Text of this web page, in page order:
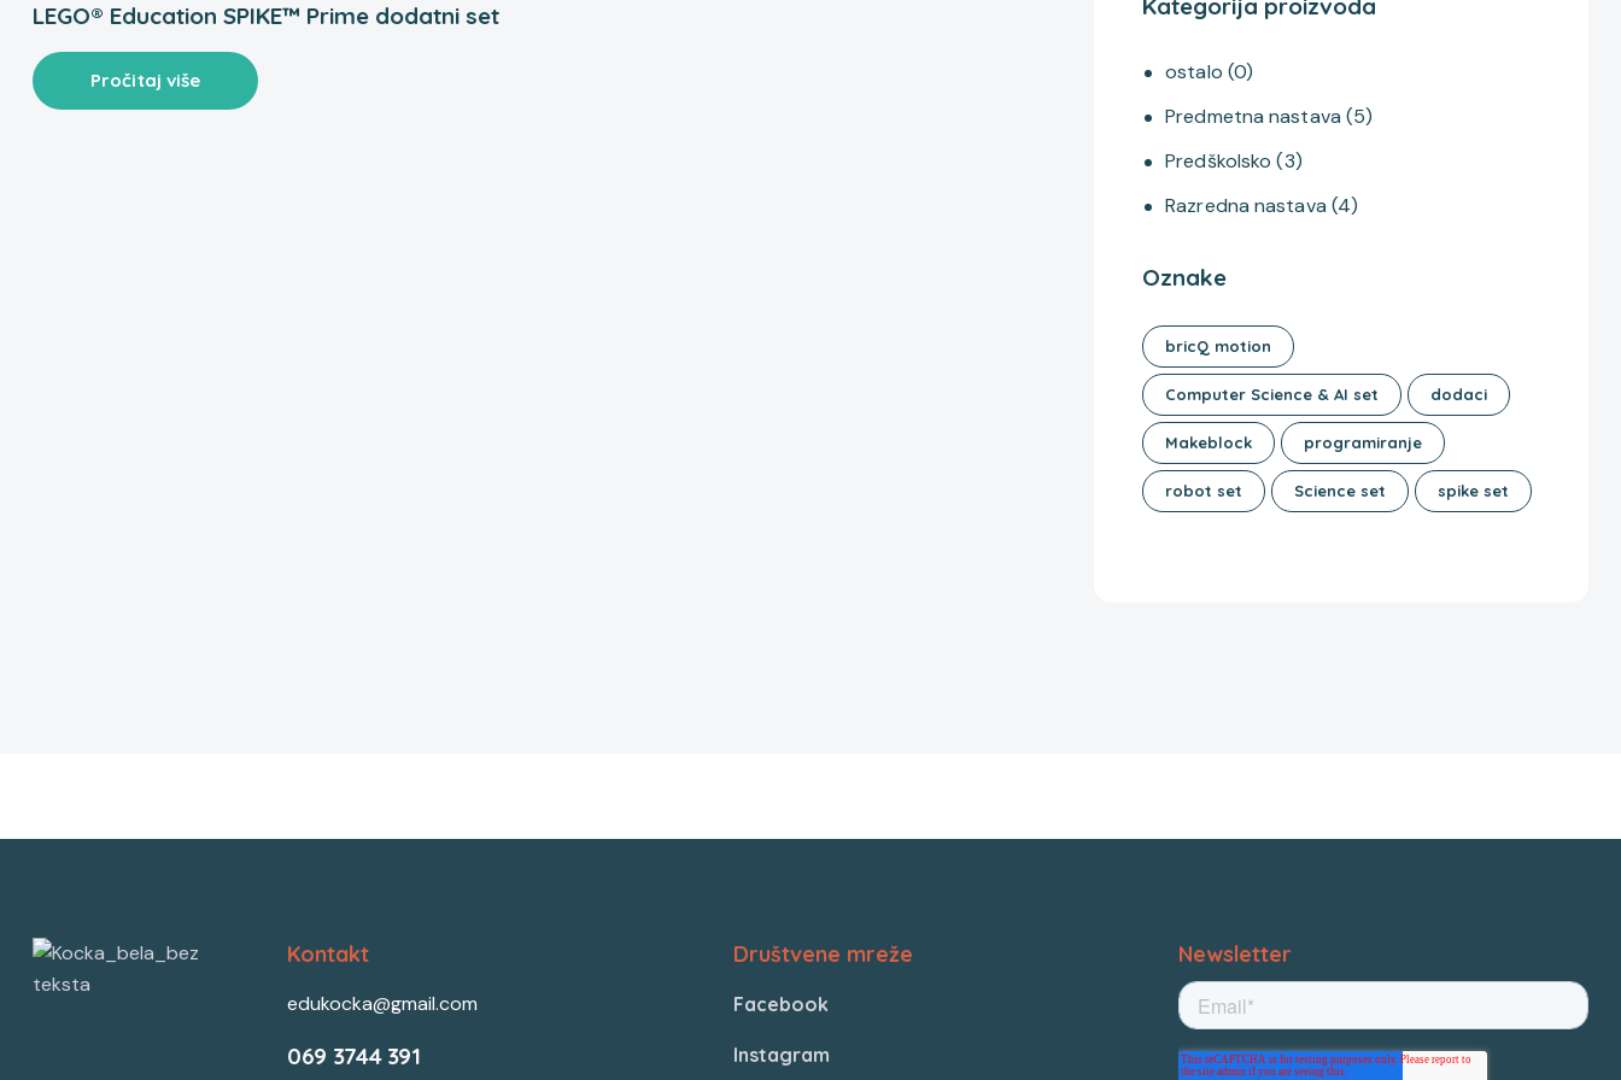
LEGO® Education SPIKE™ Prime dodatni set
Pročitaj više
Kategorija proizvoda
ostalo (0)
Predmetna nastava (5)
Predškolsko (3)
Razredna nastava (4)
Oznake
bricQ motion
Computer Science & AI set dodaci
Makeblock programiranje
robot set Science set spike set
Kontakt
edukocka@gmail.com
069 3744 391
Društvene mreže
Facebook
Instagram
Newsletter